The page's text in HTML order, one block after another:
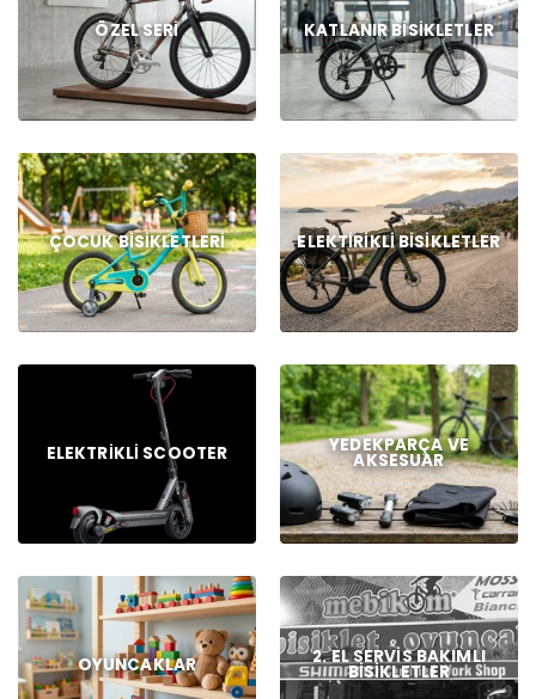
ÖZEL SERI KATLANIR BISIKLETLER
ÇOCUK BISIKLETLERI ELEKTIRIKLI BISIKLETLER
ELEKTRIKLI SCOOTER YEDEKPARÇA VE
AKSESUAR
OYUNCAKLAR 2. EL SERVIS BAKIMLI
BISIKLETLER